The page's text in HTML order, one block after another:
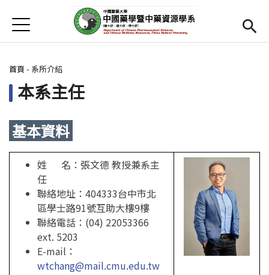
首頁
首頁
最新消息
Open submenu (系所介紹)
系所介紹
師資
Open submenu (學生專區)
學生專區
活動集錦
Open submenu (相關資源)
相關資源
Open submenu (English)
English
Jump to Navigation
Jump to Main content
您在這裡
首頁 - 系所介紹
本系主任
基本資料
姓 名：張文德 教授兼系主
任
聯絡地址：404333台中市北
區學士路91號互助大樓9樓
聯絡電話：(04) 22053366
ext. 5203
E-mail：
wtchang@mail.cmu.edu.tw